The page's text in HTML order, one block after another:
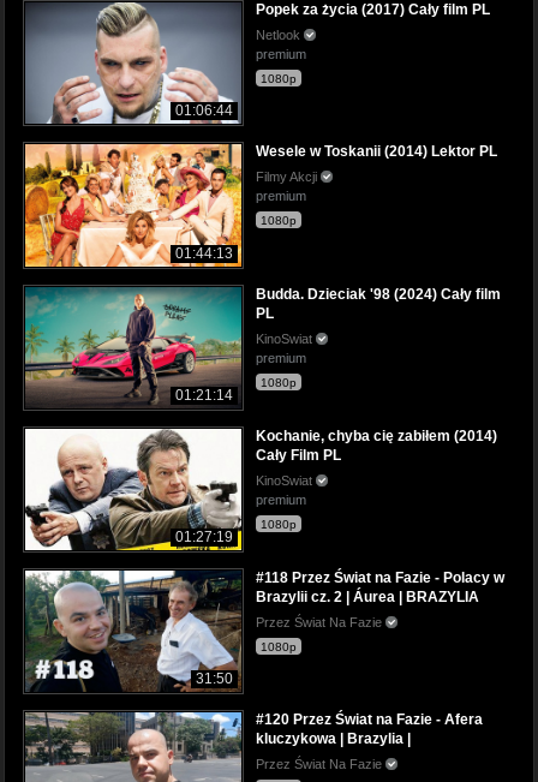
01:06:44
Popek za życia (2017) Cały film PL
Netlook
premium
1080p
01:44:13
Wesele w Toskanii (2014) Lektor PL
Filmy Akcji
premium
1080p
01:21:14
Budda. Dzieciak '98 (2024) Cały film
PL
KinoSwiat
premium
1080p
01:27:19
Kochanie, chyba cię zabiłem (2014)
Cały Film PL
KinoSwiat
premium
1080p
31:50
#118 Przez Świat na Fazie - Polacy w
Brazylii cz. 2 | Áurea | BRAZYLIA
Przez Świat Na Fazie
1080p
#120 Przez Świat na Fazie - Afera
kluczykowa | Brazylia |
Przez Świat Na Fazie